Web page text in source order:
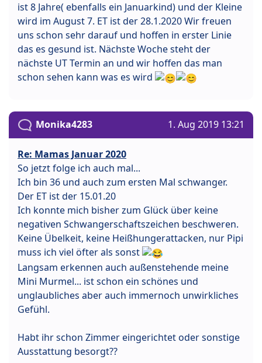
ist 8 Jahre( ebenfalls ein Januarkind) und der Kleine
wird im August 7. ET ist der 28.1.2020 Wir freuen
uns schon sehr darauf und hoffen in erster Linie
das es gesund ist. Nächste Woche steht der
nächste UT Termin an und wir hoffen das man
schon sehen kann was es wird
Monika4283 1. Aug 2019 13:21
Re: Mamas Januar 2020
So jetzt folge ich auch mal...
Ich bin 36 und auch zum ersten Mal schwanger.
Der ET ist der 15.01.20
Ich konnte mich bisher zum Glück über keine
negativen Schwangerschaftszeichen beschweren.
Keine Übelkeit, keine Heißhungerattacken, nur Pipi
muss ich viel öfter als sonst
Langsam erkennen auch außenstehende meine
Mini Murmel... ist schon ein schönes und
unglaubliches aber auch immernoch unwirkliches
Gefühl.
Habt ihr schon Zimmer eingerichtet oder sonstige
Ausstattung besorgt??